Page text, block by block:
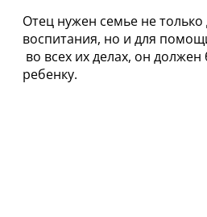
Отец нужен семье не только
воспитания, но и для
во всех их делах, он
ребенку.